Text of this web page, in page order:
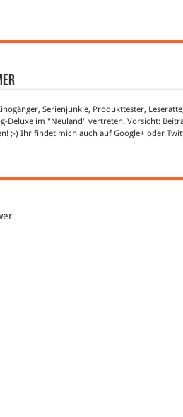
Serienjunkie, Produkttester,
Deluxe im "Neuland" vertreten. Vorsicht:
;-) Ihr findet mich auch aufGoogle+ oder